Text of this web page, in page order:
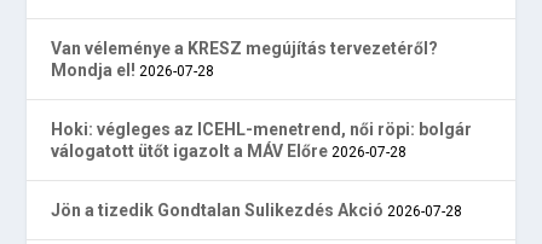
Van véleménye a KRESZ megújítás tervezetéről?
Mondja el! 2026-07-28
Hoki: végleges az ICEHL-menetrend, női röpi: bolgár
válogatott ütőt igazolt a MÁV Előre 2026-07-28
Jön a tizedik Gondtalan Sulikezdés Akció 2026-07-28